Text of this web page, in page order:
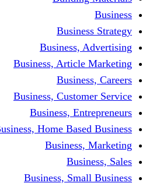
Business,
Business,
Business,
Business,
Business, Home
Business,